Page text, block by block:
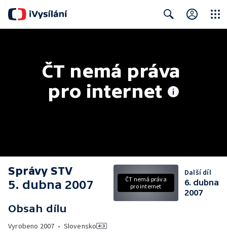
ČT nemá práva
pro internet
Správy STV
5. dubna 2007
Obsah dílu
Vyrobeno 2007 • Slovensko
ČT nemá práva
pro internet
Další díl
6. dubna
2007